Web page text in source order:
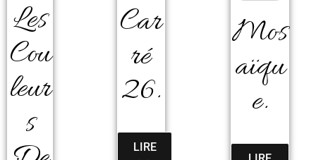
Les
Cou
Leur
S
Car
Ré
26.
LIRE
Mos
Aïqu
E.